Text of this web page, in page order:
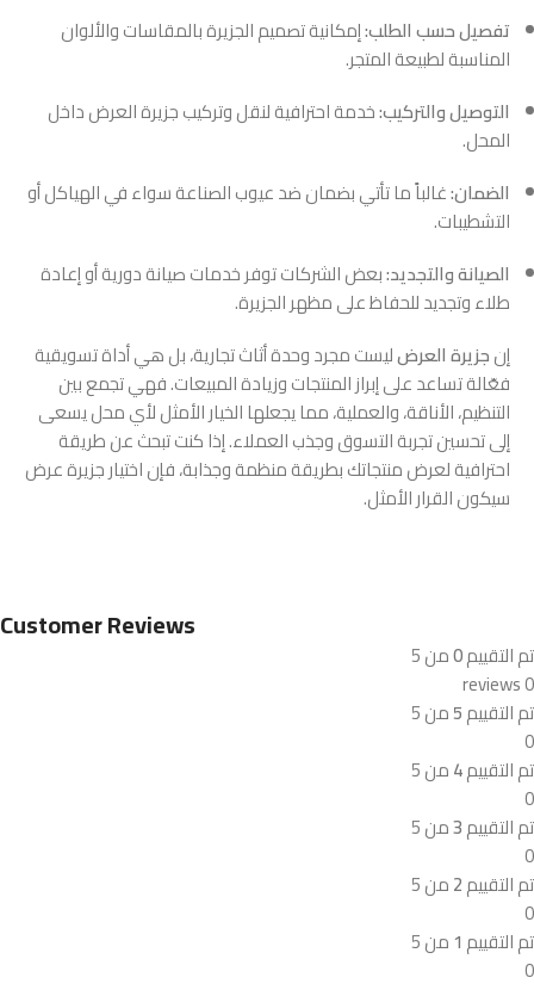
تفصيل حسب الطلب:إمكانية تصميم الجزيرة بالمقاسات والألوان
المناسبة لطبيعة المتجر.
التوصيل والتركيب:خدمة احترافية لنقل وتركيب جزيرة العرض داخل
المحل.
الضمان:غالباً ما تأتي بضمان ضد عيوب الصناعة سواء في الهياكل أو
التشطيبات.
الصيانة والتجديد:بعض الشركات توفر خدمات صيانة دورية أو إعادة
طلاء وتجديد للحفاظ على مظهر الجزيرة.
إنجزيرة العرضليست مجرد وحدة أثاث تجارية، بل هي أداة تسويقية
فعّالة تساعد على إبراز المنتجات وزيادة المبيعات. فهي تجمع بين
التنظيم، الأناقة، والعملية، مما يجعلها الخيار الأمثل لأي محل يسعى
إلى تحسين تجربة التسوق وجذب العملاء. إذا كنت تبحث عن طريقة
احترافية لعرض منتجاتك بطريقة منظمة وجذابة، فإن اختيار جزيرة عرض
سيكون القرار الأمثل.
Customer Reviews
تم التقييم0من 5
0 reviews
تم التقييم5من 5
0
تم التقييم4من 5
0
تم التقييم3من 5
0
تم التقييم2من 5
0
تم التقييم 1 من 5
0